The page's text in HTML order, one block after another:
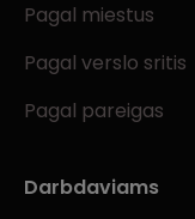
Pagal miestus
Pagal verslo sritis
Pagal pareigas
Darbdaviams